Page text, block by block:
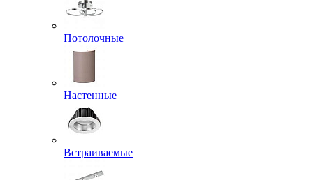
Потолочные
Настенные
Встраиваемые